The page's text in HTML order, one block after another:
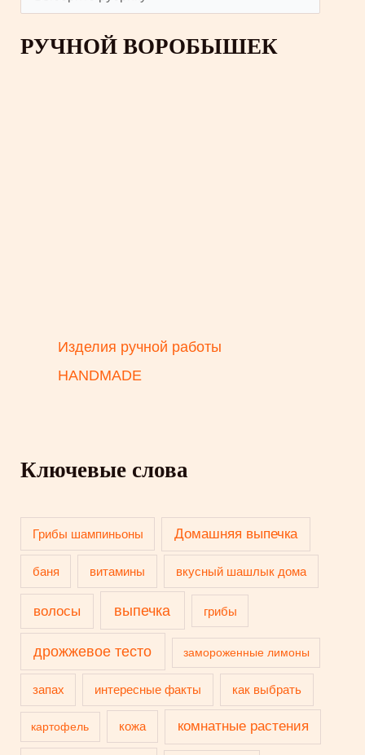
у
б
РУЧНОЙ ВОРОБЫШЕК
Изделия ручной работы
HANDMADE
Ключевые слова
Грибы шампиньоны Домашняя выпечка
баня витамины вкусный шашлык дома
волосы выпечка грибы
дрожжевое тесто замороженные лимоны
запах интересные факты как выбрать
картофель кожа комнатные растения